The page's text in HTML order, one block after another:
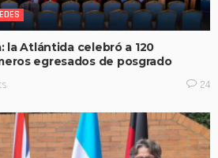
la Atlántida celebró a 120
egresados de posgrado
24